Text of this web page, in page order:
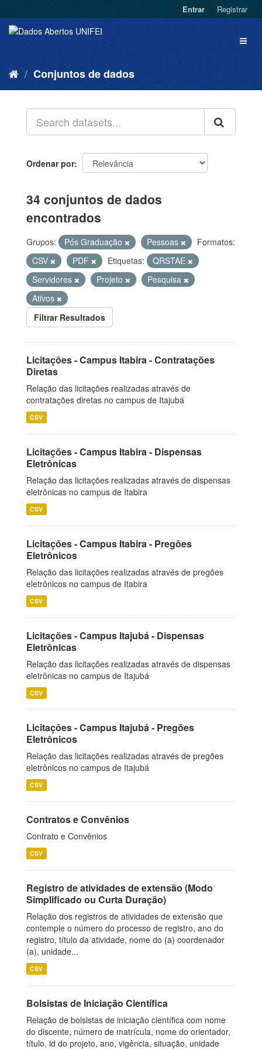
Entrar Registrar
Conjuntos de dados
Ordenar por
34 conjuntos de dados
encontrados
Grupos: Pós Graduação Pessoas
Formatos:
CSV
PDF Etiquetas:
QRSTAE
Servidores
Projeto
Pesquisa
Ativos
Filtrar Resultados
Licitações - Campus Itabira - Contratações
Diretas
Relação das licitações realizadas através de
contratações diretas no campus de Itajubá
CSV
Licitações - Campus Itabira - Dispensas
Eletrônicas
Relação das licitações realizadas através de dispensas
eletrônicas no campus de Itabira
CSV
Licitações - Campus Itabira - Pregões
Eletrônicos
Relação das licitações realizadas através de pregões
eletrônicos no campus de Itabira
CSV
Licitações - Campus Itajubá - Dispensas
Eletrônicas
Relação das licitações realizadas através de dispensas
eletrônicas no campus de Itajubá
CSV
Licitações - Campus Itajubá - Pregões
Eletrônicos
Relação das licitações realizadas através de pregões
eletrônicos no campus de Itajubá
CSV
Contratos e Convênios
Contrato e Convênios
CSV
Registro de atividades de extensão (Modo
Simplificado ou Curta Duração)
Relação dos registros de atividades de extensão que
contemple o número do processo de registro, ano do
registro, título da atividade, nome do (a) coordenador
(a), unidade...
CSV
Bolsistas de Iniciação Científica
Relação de bolsistas de iniciação científica com nome
do discente, número de matrícula, nome do orientador,
título, id do projeto, ano, vigência, situação, unidade